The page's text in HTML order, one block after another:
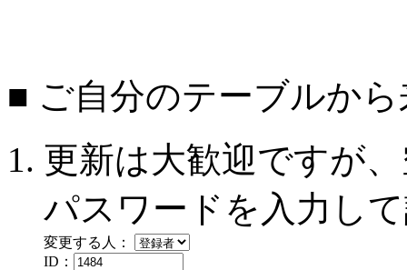
■ ご自分のテーブルか
更新は大歓迎ですが
パスワードを入力し
変更する人：
ID：